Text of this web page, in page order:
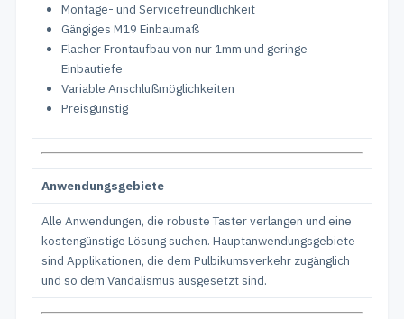
Montage- und Servicefreundlichkeit
Gängiges M19 Einbaumaß
Flacher Frontaufbau von nur 1mm und geringe
Einbautiefe
Variable Anschlußmöglichkeiten
Preisgünstig
Anwendungsgebiete
Alle Anwendungen, die robuste Taster verlangen und eine
kostengünstige Lösung suchen. Hauptanwendungsgebiete
sind Applikationen, die dem Pulbikumsverkehr zugänglich
und so dem Vandalismus ausgesetzt sind.